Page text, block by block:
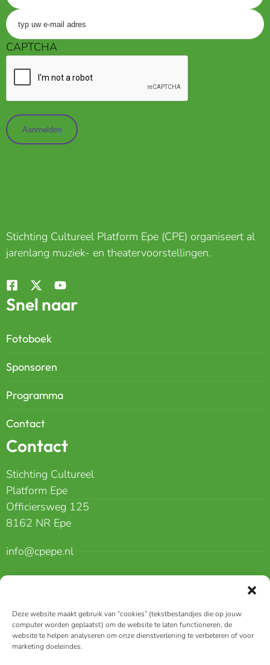
Deze website maakt gebruik van “cookies” (tekstbestandjes die op jouw
computer worden geplaatst) om de website te laten functioneren, de
website te helpen analyseren om onze dienstverlening te verbeteren of voor
marketing doeleindes.
Voer
uw
e-
mailadres
in(Vereist)
CAPTCHA
Stichting Cultureel Platform Epe (CPE) organiseert al
jarenlang muziek- en theatervoorstellingen.
Snel naar
Fotoboek
Sponsoren
Programma
Contact
Contact
Stichting Cultureel
Platform Epe
Officiersweg 125
8162 NR Epe
info@cpepe.nl
06 40517166